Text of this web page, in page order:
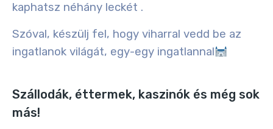
kaphatsz néhány leckét .
Szóval, készülj fel, hogy viharral vedd be az
ingatlanok világát, egy-egy ingatlannal
Szállodák, éttermek, kaszinók és még sok
más!